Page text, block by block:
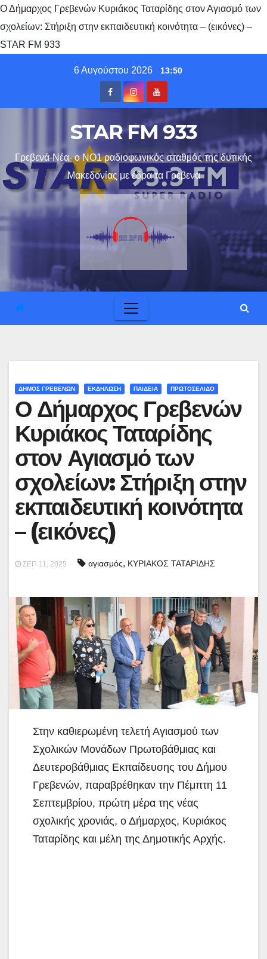
Ο Δήμαρχος Γρεβενών Κυριάκος Ταταρίδης στον Αγιασμό των
σχολείων: Στήριξη στην εκπαιδευτική κοινότητα – (εικόνες) –
STAR FM 933
6 Αυγούστου 2026 13:50
STAR FM 933
Γρεβενά-Νέα- ο ΝΟ1 ραδιοφωνικός σταθμός της δυτικής
Μακεδονίας με έδρα τα Γρεβενα
ΔΗΜΟΣ ΓΡΕΒΕΝΩΝ ΕΚΔΗΛΩΣΗ ΠΑΙΔΕΙΑ ΠΡΩΤΟΣΕΛΙΔΟ
Ο Δήμαρχος Γρεβενών
Κυριάκος Ταταρίδης
στον Αγιασμό των
σχολείων: Στήριξη στην
εκπαιδευτική κοινότητα
– (εικόνες)
ΣΕΠ 11, 2025 αγιασμός, ΚΥΡΙΑΚΟΣ ΤΑΤΑΡΙΔΗΣ
Στην καθιερωμένη τελετή Αγιασμού των
Σχολικών Μονάδων Πρωτοβάθμιας και
Δευτεροβάθμιας Εκπαίδευσης του Δήμου
Γρεβενών, παραβρέθηκαν την Πέμπτη 11
Σεπτεμβρίου, πρώτη μέρα της νέας
σχολικής χρονιάς, ο Δήμαρχος, Κυριάκος
Ταταρίδης και μέλη της Δημοτικής Αρχής.